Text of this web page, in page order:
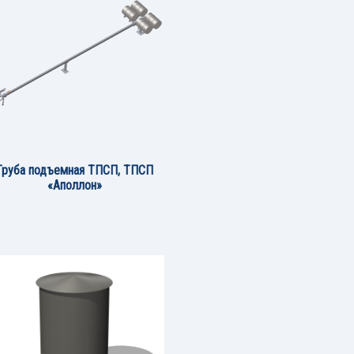
подъемная ТПСП, ТПСП
«Аполлон»